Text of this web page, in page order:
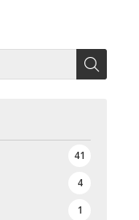
41
4
1